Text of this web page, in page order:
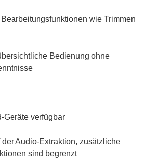
wie Trimmen
Bedienung ohne
Geräte verfügbar
Audio-Extraktion, zusätzliche
sind begrenzt